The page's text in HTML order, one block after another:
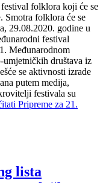
folklora koji će se
Smotra folklora će se
29.08.2020. godine u
festival
Međunarodnom
društava iz
se aktivnosti izrade
putem medija,
festivala su
Pripreme za 21.
lista